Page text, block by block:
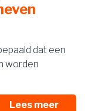
dat een
worden
Lees meer